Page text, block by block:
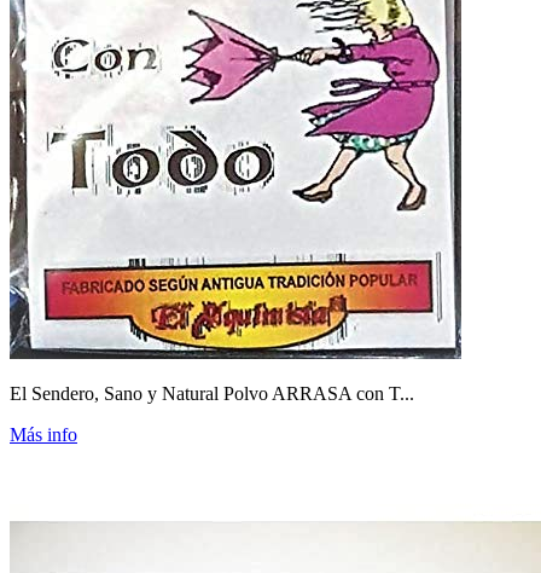
El Sendero, Sano y Natural Polvo ARRASA con T...
Más info